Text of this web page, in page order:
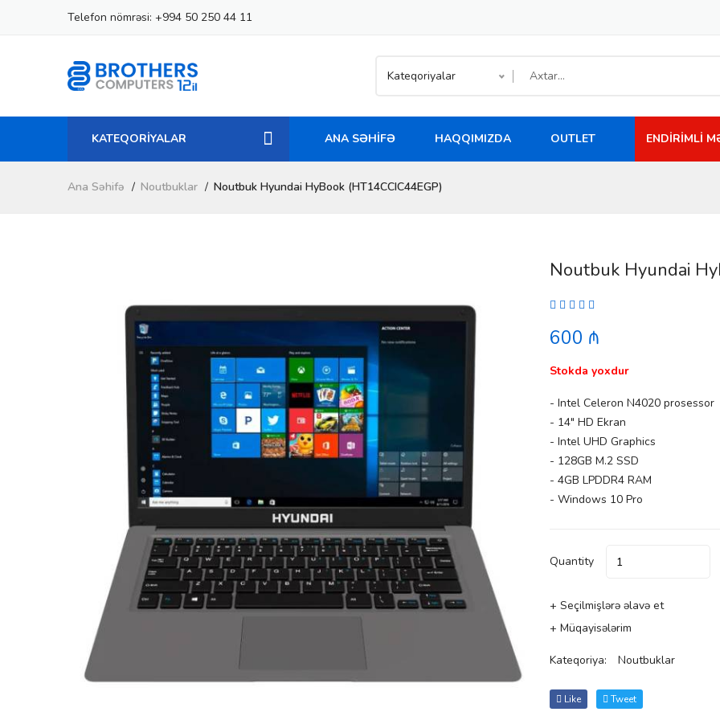
Telefon nömrəsi: +994 50 250 44 11
Kateqoriyalar
KATEQORİYALAR ANA SƏHIFƏ HAQQIMIZDA OUTLET ENDIRIMLI
Ana Səhifə Noutbuklar Noutbuk Hyundai HyBook (HT14CCIC44EGP)
Noutbuk Hyundai
600 ₼
Stokda yoxdur
- Intel Celeron N4020 prosessor
- 14" HD Ekran
- Intel UHD Graphics
- 128GB M.2 SSD
- 4GB LPDDR4 RAM
- Windows 10 Pro
Quantity
+ Seçilmişlərə əlavə et
+ Müqayisələrim
Kateqoriya: Noutbuklar
Like Tweet